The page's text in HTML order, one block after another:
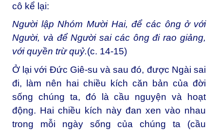
cô kể lại:
Người lập Nhóm Mười Hai, để các ông ở với
Người, và để Người sai các ông đi rao giảng,
với quyền trừ quỷ.(c. 14-15)
Ở lại với Đức Giê-su và sau đó, được Ngài sai
đi, làm nên hai chiều kích căn bản của đời
sống chúng ta, đó là cầu nguyện và hoạt
động. Hai chiều kích này đan xen vào nhau
trong mỗi ngày sống của chúng ta (cầu